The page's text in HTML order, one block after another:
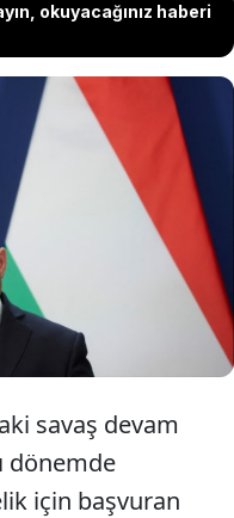
okuyacağınız haberi
kamuoyunda
NATO üyeliği ile ilgili
yakılmasından
Macaristan'dan
savaş devam
dönemde
için başvuran